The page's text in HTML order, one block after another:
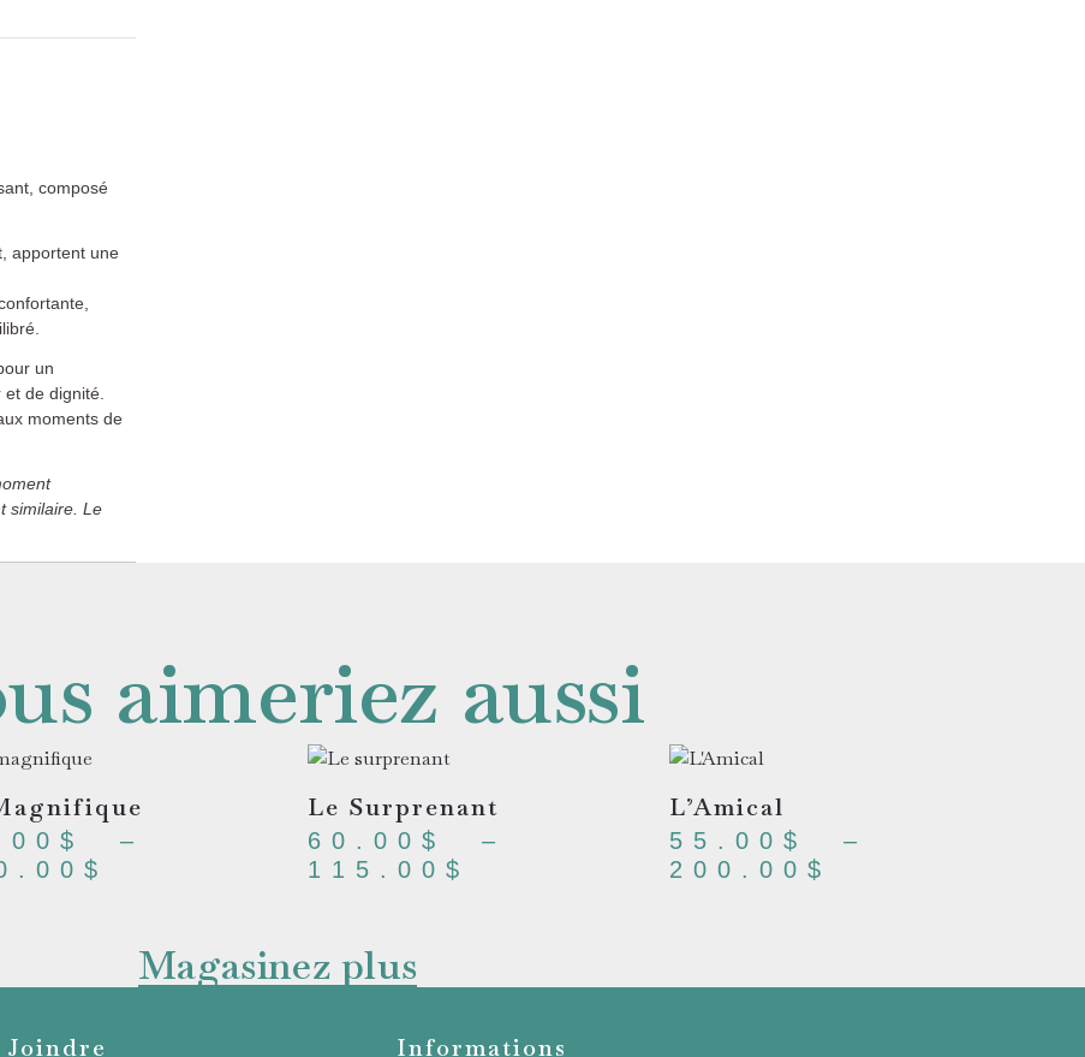
composé
apportent une
un
de dignité.
moments de
similaire. Le
aimeriez aussi
$
–
$
Le Surprenant
60.00 $
–
115.00 $
L’Amical
55.00 $
–
200.00 $
Magasinez plus
Joindre Informations